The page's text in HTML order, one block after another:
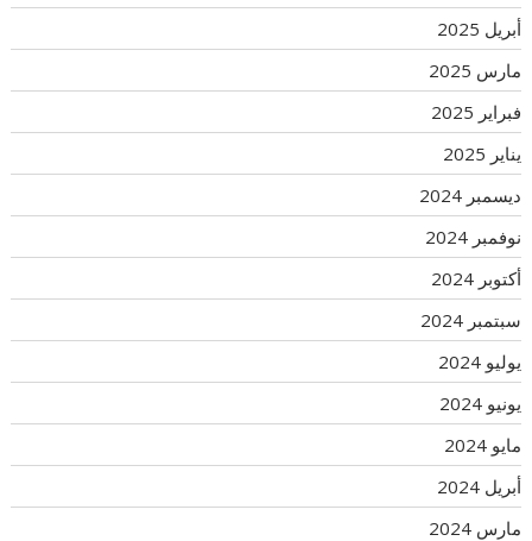
أبريل 2025
مارس 2025
فبراير 2025
يناير 2025
ديسمبر 2024
نوفمبر 2024
أكتوبر 2024
سبتمبر 2024
يوليو 2024
يونيو 2024
مايو 2024
أبريل 2024
مارس 2024